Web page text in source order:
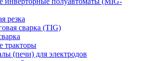
резка
сварка (TIG)
тракторы
(печи) для электродов